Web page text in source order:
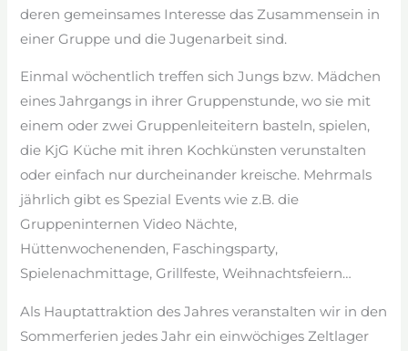
deren gemeinsames Interesse das Zusammensein in
einer Gruppe und die Jugenarbeit sind.
Einmal wöchentlich treffen sich Jungs bzw. Mädchen
eines Jahrgangs in ihrer Gruppenstunde, wo sie mit
einem oder zwei Gruppenleiteitern basteln, spielen,
die KjG Küche mit ihren Kochkünsten verunstalten
oder einfach nur durcheinander kreische. Mehrmals
jährlich gibt es Spezial Events wie z.B. die
Gruppeninternen Video Nächte,
Hüttenwochenenden, Faschingsparty,
Spielenachmittage, Grillfeste, Weihnachtsfeiern…
Als Hauptattraktion des Jahres veranstalten wir in den
Sommerferien jedes Jahr ein einwöchiges Zeltlager